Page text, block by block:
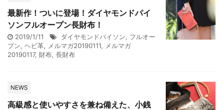
最新作！ついに登場！ダイヤモンドパイ
ソンフルオープン長財布！
2019/1/11 ダイヤモンドパイソン, フルオー
プン, ヘビ革, メルマガ20190111, メルマガ
20190117, 財布, 長財布
NEWS
高級感と使いやすさを兼ね備えた、小銭